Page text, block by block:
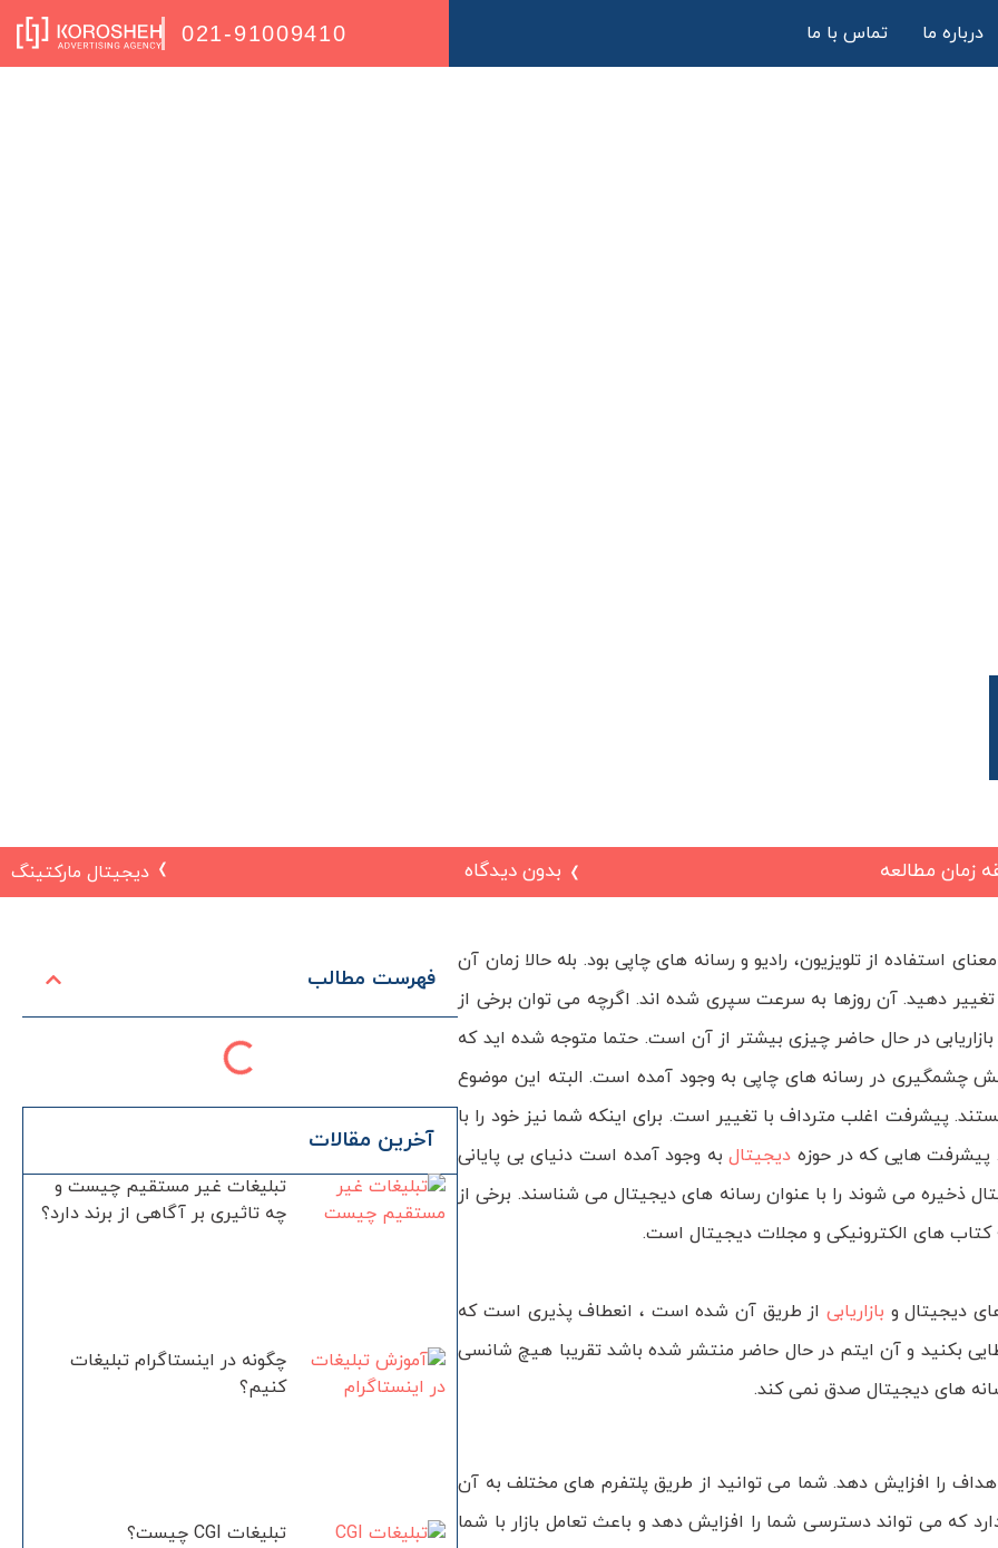
021-91009410 درباره ما تماس با ما
بدون دیدگاه دیجیتال مارکتینگ
استفاده از تلویزیون، رادیو و رسانه های چاپی بود. بله حالا زمان آن
دهید. آن روزها به سرعت سپری شده اند. اگرچه می توان برخی از
بازاریابی در حال حاضر چیزی بیشتر از آن است. حتما متوجه شده اید که
چشمگیری در رسانه های چاپی به وجود آمده است. البته این موضوع
پیشرفت اغلب مترداف با تغییر است. برای اینکه شما نیز خود را با
پیشرفت هایی که در حوزه دیجیتالبه وجود آمده است دنیای بی پایانی
ذخیره می شوند را با عنوان رسانه های دیجیتال می شناسند. برخی از
کتاب های الکترونیکی و مجلات دیجیتال است.
دیجیتال و بازاریابی از طریق آن شده است ، انعطاف پذیری است که
بکنید و آن ایتم در حال حاضر منتشر شده باشد تقریبا هیچ شانسی
های دیجیتال صدق نمی کند.
را افزایش دهد. شما می توانید از طریق پلتفرم های مختلف به آن
که می تواند دسترسی شما را افزایش دهد و باعث تعامل بازار با شما
فهرست مطالب
آخرین مقالات
تبلیغات غیر مستقیم چیست و
چه تاثیری بر آگاهی از برند دارد؟
چگونه در اینستاگرام تبلیغات
کنیم؟
تبلیغات CGI چیست؟